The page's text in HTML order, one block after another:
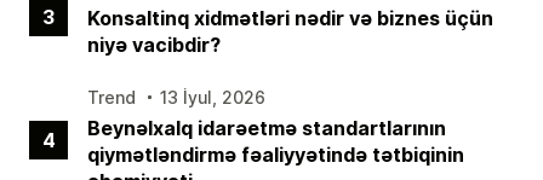
3
Konsaltinq xidmətləri nədir və biznes üçün
niyə vacibdir?
4
Trend 13 İyul, 2026
Beynəlxalq idarəetmə standartlarının
qiymətləndirmə fəaliyyətində tətbiqinin